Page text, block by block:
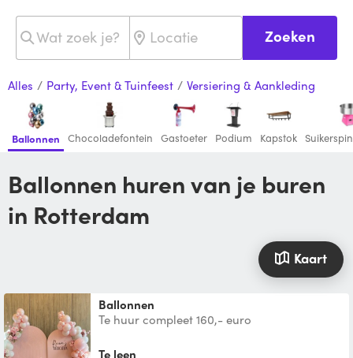
Zoeken
Alles / Party, Event & Tuinfeest / Versiering & Aankleding
Ballonnen Chocoladefontein Gastoeter Podium Kapstok
Ballonnen huren van je buren
in Rotterdam
Kaart
Ballonnen
Te huur compleet 160,- euro
Te leen